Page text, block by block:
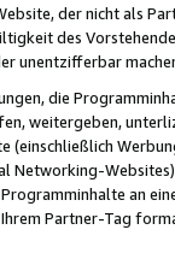
der nicht als
des
unentzifferbar
die
weitergeben,
(einschließlich
Networking-
an
Partner-Tag